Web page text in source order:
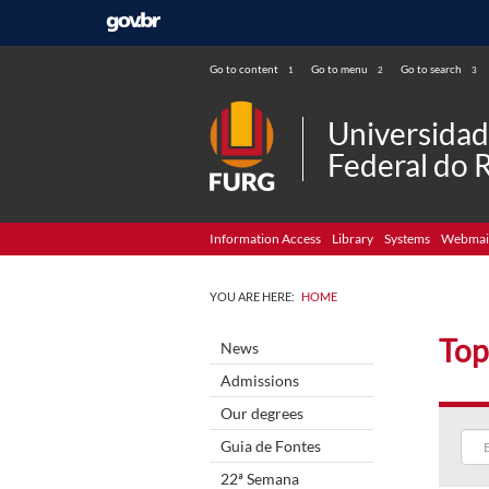
Go to content 1 Go to menu 2 Go to search 3
Federal do
Information Access Library Systems
YOU ARE HERE: HOME
News
Admissions
Our degrees
Guia de Fontes
22ª Semana